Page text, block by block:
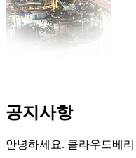
공지사항
안녕하세요. 클라우드베